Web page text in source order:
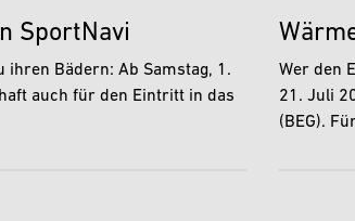
SportNavi
ihren Bädern: Ab Samstag, 1.
auch für den Eintritt in das
Wer den
21. Juli
(BEG).